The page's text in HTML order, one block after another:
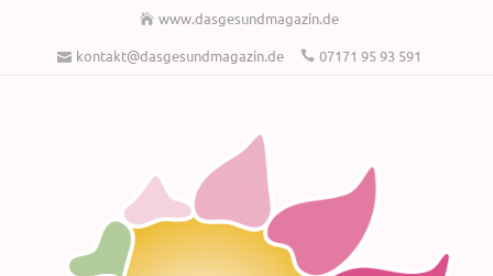
www.dasgesundmagazin.de
kontakt@dasgesundmagazin.de
07171 95 93 591